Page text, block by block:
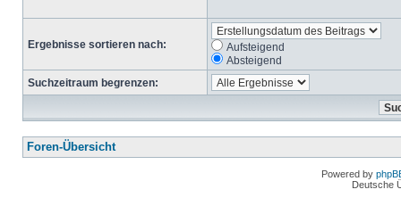
Ergebnisse sortieren nach:
Aufsteigend
Absteigend
Suchzeitraum begrenzen:
Foren-Übersicht
Powered by
Deutsche